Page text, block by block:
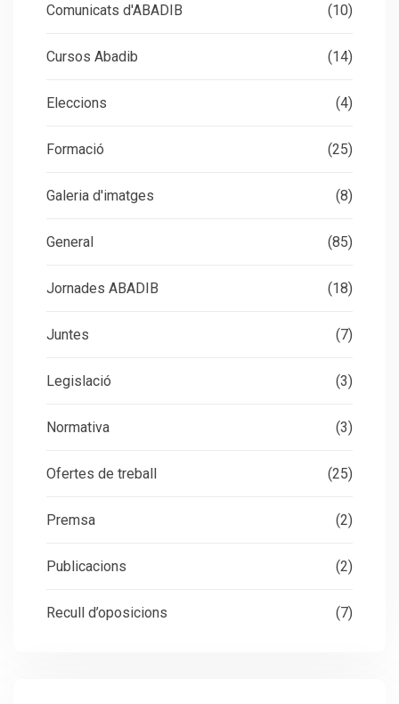
Comunicats d'ABADIB (10)
Cursos Abadib (14)
Eleccions (4)
Formació (25)
Galeria d'imatges (8)
General (85)
Jornades ABADIB (18)
Juntes (7)
Legislació (3)
Normativa (3)
Ofertes de treball (25)
Premsa (2)
Publicacions (2)
Recull d’oposicions (7)